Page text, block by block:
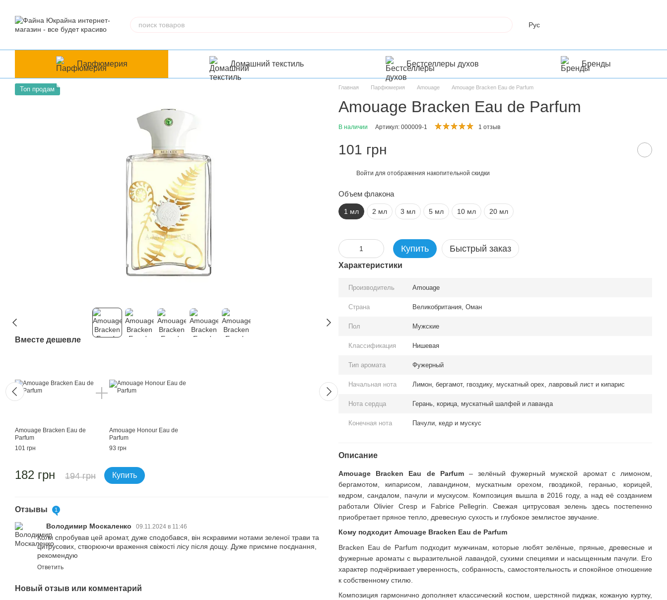
Рус
Парфюмерия Домашний текстиль Бестселлеры духов Бренды
Топ продам
Вместе дешевле
Amouage Bracken Eau de
Parfum
101 грн
Amouage Honour Eau de
Parfum
93 грн
182 грн 194 грн Купить 312 грн 332 грн Купить
Отзывы 1
Володимир Москаленко 09.11.2024 в 11:46
Коли спробував цей аромат, дуже сподобався, він яскравими нотами зеленої трави та
цитрусових, створюючи враження свіжості лісу після дощу. Дуже приємне поєднання,
рекомендую
Ответить
Новый отзыв или комментарий
Главная Парфюмерия Amouage Amouage Bracken Eau de Parfum
Amouage Bracken Eau de Parfum
В наличии Артикул: 000009-1 1 отзыв
101 грн
Войти для отображения накопительной скидки
Объем флакона
1 мл 2 мл 3 мл 5 мл 10 мл 20 мл
Купить Быстрый заказ
Характеристики
Производитель Amouage
Страна Великобритания, Оман
Пол Мужские
Классификация Нишевая
Тип аромата Фужерный
Начальная нота Лимон, бергамот, гвоздику, мускатный орех, лавровый лист и кипарис
Нота сердца Герань, корица, мускатный шалфей и лаванда
Конечная нота Пачули, кедр и мускус
Описание
Amouage Bracken Eau de Parfum– зелёный фужерный мужской аромат с лимоном,
бергамотом, кипарисом, лавандином, мускатным орехом, гвоздикой, геранью, корицей,
кедром, сандалом, пачули и мускусом. Композиция вышла в 2016 году, а над её созданием
работали Olivier Cresp и Fabrice Pellegrin. Свежая цитрусовая зелень здесь постепенно
приобретает пряное тепло, древесную сухость и глубокое землистое звучание.
Кому подходит Amouage Bracken Eau de Parfum
Bracken Eau de Parfum подходит мужчинам, которые любят зелёные, пряные, древесные и
фужерные ароматы с выразительной лавандой, сухими специями и насыщенным пачули. Его
характер подчёркивает уверенность, собранность, самостоятельность и спокойное отношение
к собственному стилю.
Композиция гармонично дополняет классический костюм, шерстяной пиджак, кожаную куртку,